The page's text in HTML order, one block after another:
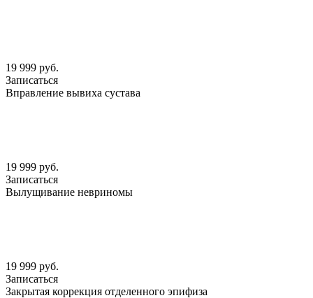
19 999 руб.
Записаться
Вправление вывиха сустава
19 999 руб.
Записаться
Вылущивание невриномы
19 999 руб.
Записаться
Закрытая коррекция отделенного эпифиза